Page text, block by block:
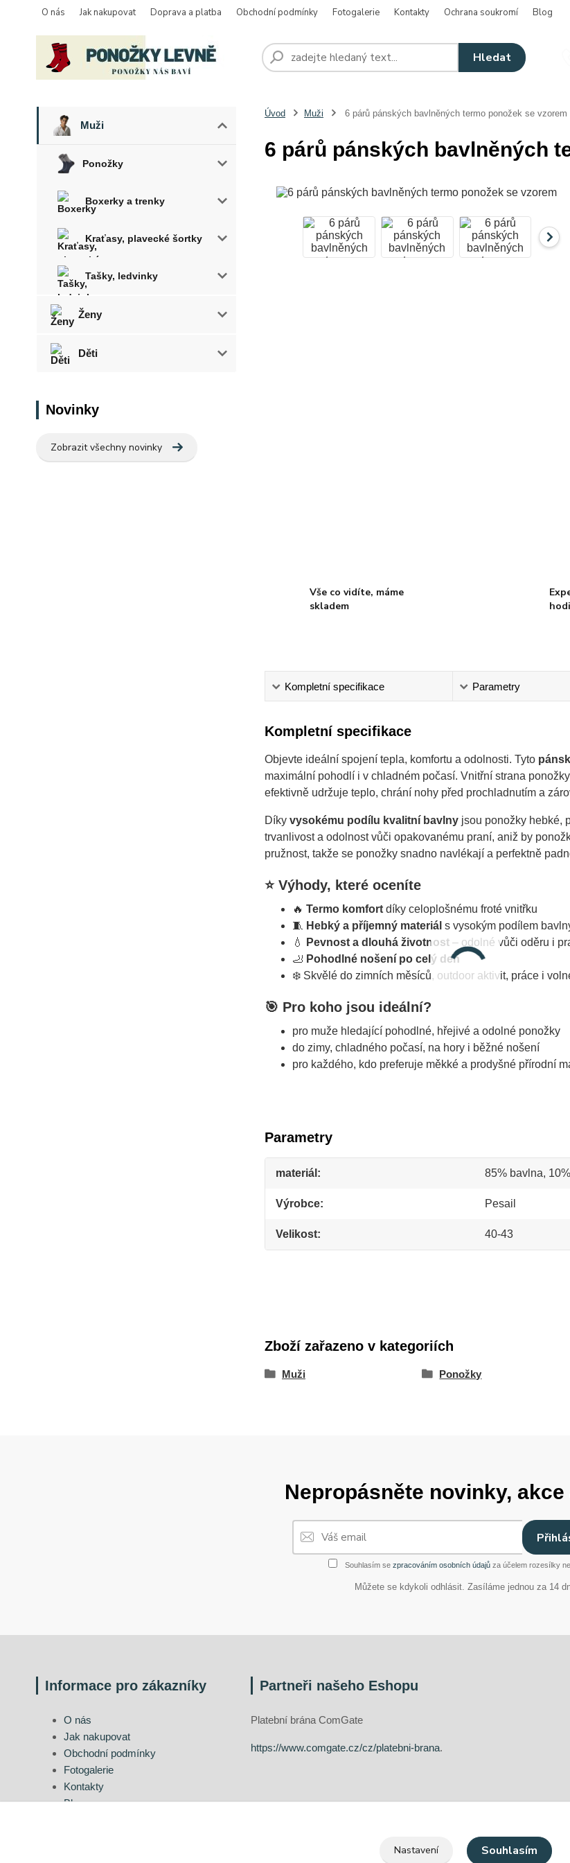
O nás Jak nakupovat Doprava a platba Obchodní podmínky Fotogalerie Kontakty Ochrana soukromí Blog
Hledat
Muži
Ponožky
Boxerky a trenky
Kraťasy, plavecké šortky
Tašky, ledvinky
Ženy
Děti
Novinky
Zobrazit všechny novinky
Úvod Muži 6 párů pánských bavlněných termo ponožek se vzorem
6 párů pánských bavlněných
Vše co vidíte, máme
skladem
Kompletní specifikace Parametry
Kompletní specifikace
Objevte ideální spojení tepla, komfortu a odolnosti. Tyto
maximální pohodlí i v chladném počasí. Vnitřní strana
efektivně udržuje teplo, chrání nohy před prochladnutím a
Díky vysokému podílu kvalitní bavlnyjsou ponožky hebké,
trvanlivost a odolnost vůči opakovanému praní, aniž by
pružnost, takže se ponožky snadno navlékají a perfektně
⭐ Výhody, které oceníte
🔥 Termo komfortdíky celoplošnému froté vnitřku
🧵 Hebký a příjemný materiál s vysokým podílem
💧
Pevnost a dlouhá životnost– odolné vůči oděru i
🦶 Pohodlné nošení po celý den
❄️ Skvělé do zimních měsíců, outdoor aktivit, práce i
🎯 Pro koho jsou ideální?
pro muže hledající pohodlné, hřejivé a odolné ponožky
do zimy, chladného počasí, na hory i běžné nošení
pro každého, kdo preferuje měkké a prodyšné přírodní
Parametry
materiál 85% bavlna,
Výrobce Pesail
Velikost 40-43
Zboží zařazeno v kategoriích
Muži Ponožky
Nepropásněte novinky,
Souhlasím se zpracováním osobních údajůza účelem rozesílky
Můžete se kdykoli odhlásit. Zasíláme jednou za 14
Informace pro zákazníky
O nás
Jak nakupovat
Obchodní podmínky
Fotogalerie
Kontakty
Blog
Partneři našeho Eshopu
Platební brána ComGate
https://www.comgate.cz/cz/platebni-brana.
Nastavení Souhlasím